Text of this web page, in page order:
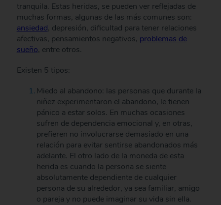
tranquila. Estas heridas, se pueden ver reflejadas de
muchas formas, algunas de las más comunes son:
ansiedad, depresión, dificultad para tener relaciones
afectivas, pensamientos negativos, problemas de
sueño, entre otros.
Existen 5 tipos:
Miedo al abandono: las personas que durante la
niñez experimentaron el abandono, le tienen
pánico a estar solos. En muchas ocasiones
sufren de dependencia emocional y, en otras,
prefieren no involucrarse demasiado en una
relación para evitar sentirse abandonados más
adelante. El otro lado de la moneda de esta
herida es cuando la persona se siente
absolutamente dependiente de cualquier
persona de su alrededor, ya sea familiar, amigo
o pareja y no puede imaginar su vida sin ella.